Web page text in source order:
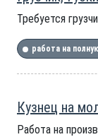
Требуется
работа на
Кузнец на
Работа на